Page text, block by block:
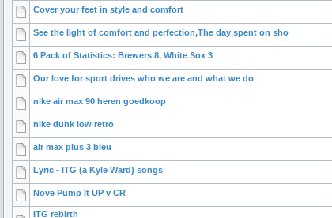
Cover your feet in style and comfort
See the light of comfort and perfection,The day spent on sho
6 Pack of Statistics: Brewers 8, White Sox 3
Our love for sport drives who we are and what we do
nike air max 90 heren goedkoop
nike dunk low retro
air max plus 3 bleu
Lyric - ITG (a Kyle Ward) songs
Nove Pump It UP v CR
ITG rebirth